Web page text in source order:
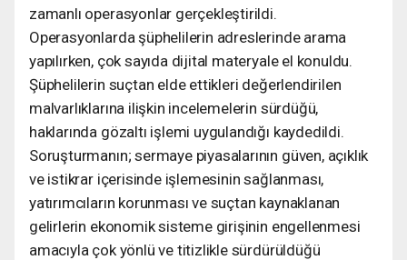
zamanlı operasyonlar gerçekleştirildi.
Operasyonlarda şüphelilerin adreslerinde arama
yapılırken, çok sayıda dijital materyale el konuldu.
Şüphelilerin suçtan elde ettikleri değerlendirilen
malvarlıklarına ilişkin incelemelerin sürdüğü,
haklarında gözaltı işlemi uygulandığı kaydedildi.
Soruşturmanın; sermaye piyasalarının güven, açıklık
ve istikrar içerisinde işlemesinin sağlanması,
yatırımcıların korunması ve suçtan kaynaklanan
gelirlerin ekonomik sisteme girişinin engellenmesi
amacıyla çok yönlü ve titizlikle sürdürüldüğü